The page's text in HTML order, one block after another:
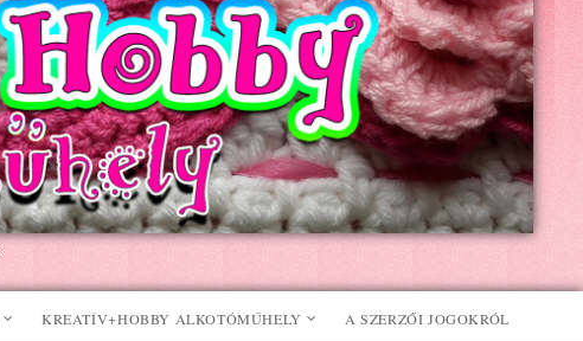
KREATÍV+HOBBY ALKOTÓMŰHELY A SZERZŐI JOGOKRÓL